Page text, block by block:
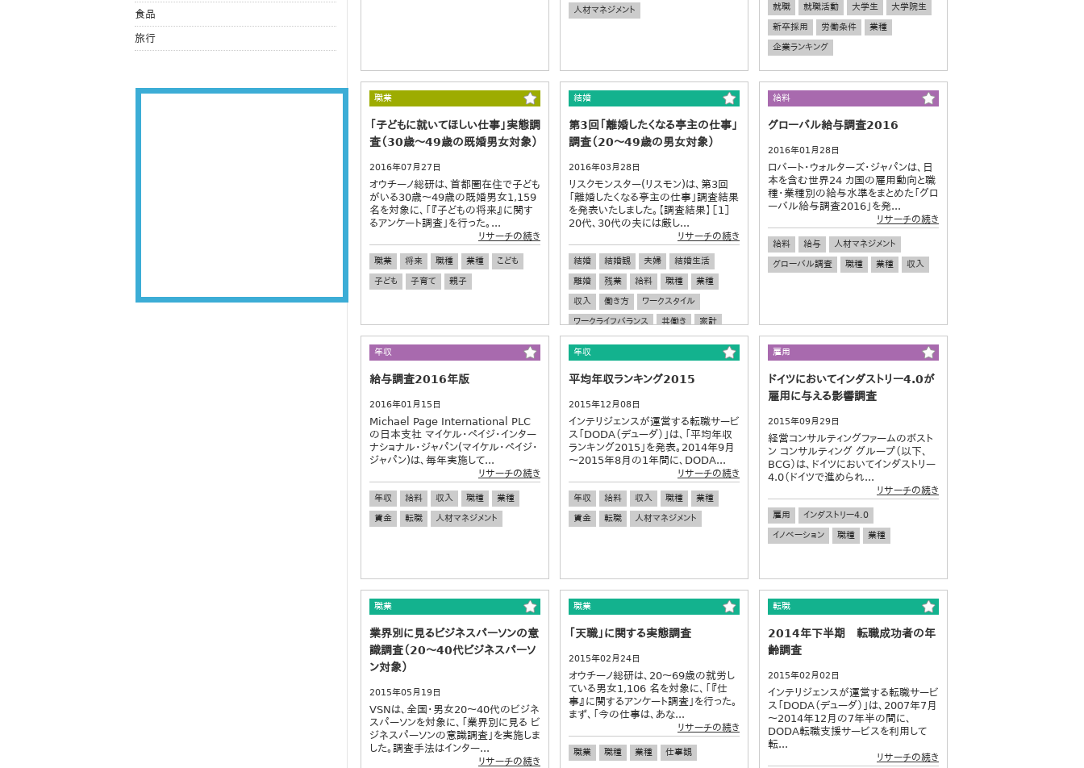
人材マネジメント
就職 就職活動 大学生
大学院生
新卒採用
労働条件
業種
企業ランキング
職業
「子どもに就いてほしい仕事」実態調
査（30歳～49歳の既婚男女対象）
2016年07月27日
オウチーノ総研は、首都圏在住で子ども
がいる30歳～49歳の既婚男女1,159
名を対象に、「『子どもの将来』に関す
るアンケート調査」を行った。...
リサーチの続き
職業 将来 職種 業種
こども
子ども
子育て 親子
結婚
第3回「離婚したくなる亭主の仕事」
調査（20～49歳の男女対象）
2016年03月28日
リスクモンスター(リスモン)は、第3回
「離婚したくなる亭主の仕事」調査結果
を発表いたしました。【調査結果】［1］
20代、30代の夫には厳し...
リサーチの続き
結婚 結婚観 夫婦
結婚生活
離婚
残業 給料 職種
業種
収入
働き方
ワークスタイル
ワークライフバランス
共働き 家計
給料
グローバル給与調査2016
2016年01月28日
ロバート・ウォルターズ・ジャパンは、日
本を含む世界24 カ国の雇用動向と職
種・業種別の給与水準をまとめた「グロ
ーバル給与調査2016」を発...
リサーチの続き
給料 給与
人材マネジメント
グローバル調査
職種 業種 収入
年収
給与調査2016年版
2016年01月15日
Michael Page International PLC
の日本支社 マイケル・ペイジ・インター
ナショナル・ジャパン(マイケル・ペイジ・
ジャパン)は、毎年実施して...
リサーチの続き
年収 給料 収入 職種
業種
賃金
転職 人材マネジメント
年収
平均年収ランキング2015
2015年12月08日
インテリジェンスが運営する転職サービ
ス「DODA（デューダ）」は、「平均年収
ランキング2015」を発表。2014年9月
～2015年8月の1年間に、DODA...
リサーチの続き
年収 給料 収入 職種
業種
賃金
転職 人材マネジメント
雇用
ドイツにおいてインダストリー4.0が
雇用に与える影響調査
2015年09月29日
経営コンサルティングファームのボスト
ン コンサルティング グループ（以下、
BCG）は、ドイツにおいてインダストリー
4.0（ドイツで進められ...
リサーチの続き
雇用
インダストリー4.0
イノベーション
職種 業種
職業
業界別に見るビジネスパーソンの意
識調査（20～40代ビジネスパーソ
ン対象）
2015年05月19日
VSNは、全国・男女20～40代のビジネ
スパーソンを対象に、「業界別に見る ビ
ジネスパーソンの意識調査」を実施しま
した。調査手法はインター...
リサーチの続き
職業
「天職」に関する実態調査
2015年02月24日
オウチーノ総研は、20～69歳の就労し
ている男女1,106 名を対象に、「『仕
事』に関するアンケート調査」を行った。
まず、「今の仕事は、あな...
リサーチの続き
職業 職種 業種 仕事観
転職
2014年下半期 転職成功者の年
齢調査
2015年02月02日
インテリジェンスが運営する転職サービ
ス「DODA（デューダ）」は、2007年7月
～2014年12月の7年半の間に、
DODA転職支援サービスを利用して
転...
リサーチの続き
食品
旅行